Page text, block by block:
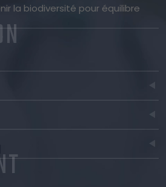
la biodiversité pour équilibre